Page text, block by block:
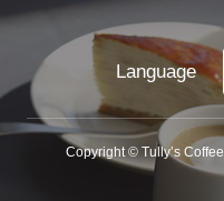
Language
Copyright © Tullyʼs